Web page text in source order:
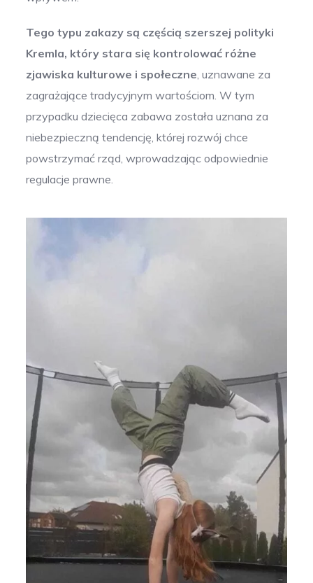
Tego typu zakazy są częścią szerszej polityki
Kremla, który stara się kontrolować różne
zjawiska kulturowe i społeczne , uznawane za
zagrażające tradycyjnym wartościom. W tym
przypadku dziecięca zabawa została uznana za
niebezpieczną tendencję, której rozwój chce
powstrzymać rząd, wprowadzając odpowiednie
regulacje prawne.